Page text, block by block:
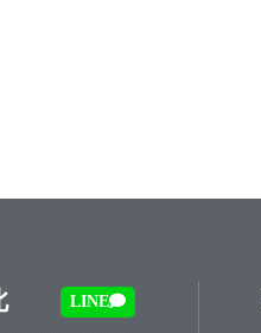
LINE